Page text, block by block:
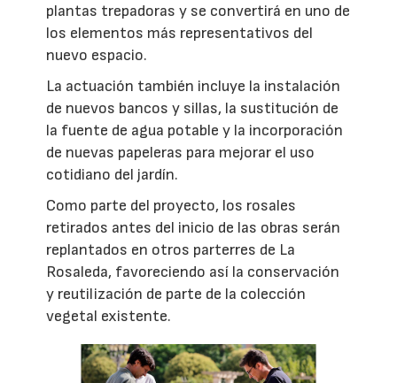
plantas trepadoras y se convertirá en uno de
los elementos más representativos del
nuevo espacio.
La actuación también incluye la instalación
de nuevos bancos y sillas, la sustitución de
la fuente de agua potable y la incorporación
de nuevas papeleras para mejorar el uso
cotidiano del jardín.
Como parte del proyecto, los rosales
retirados antes del inicio de las obras serán
replantados en otros parterres de La
Rosaleda, favoreciendo así la conservación
y reutilización de parte de la colección
vegetal existente.